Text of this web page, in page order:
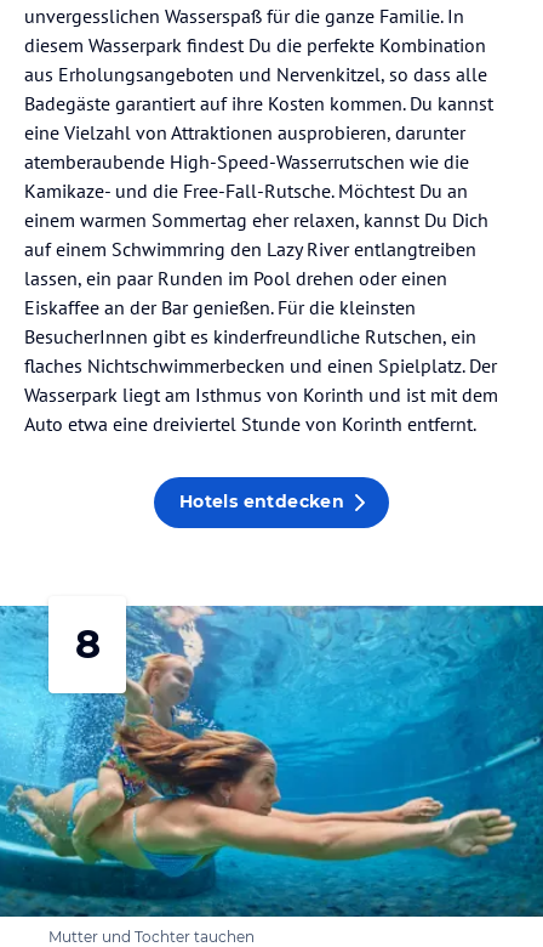
unvergesslichen Wasserspaß für die ganze Familie. In
diesem Wasserpark findest Du die perfekte Kombination
aus Erholungsangeboten und Nervenkitzel, so dass alle
Badegäste garantiert auf ihre Kosten kommen. Du kannst
eine Vielzahl von Attraktionen ausprobieren, darunter
atemberaubende High-Speed-Wasserrutschen wie die
Kamikaze- und die Free-Fall-Rutsche. Möchtest Du an
einem warmen Sommertag eher relaxen, kannst Du Dich
auf einem Schwimmring den Lazy River entlangtreiben
lassen, ein paar Runden im Pool drehen oder einen
Eiskaffee an der Bar genießen. Für die kleinsten
BesucherInnen gibt es kinderfreundliche Rutschen, ein
flaches Nichtschwimmerbecken und einen Spielplatz. Der
Wasserpark liegt am Isthmus von Korinth und ist mit dem
Auto etwa eine dreiviertel Stunde von Korinth entfernt.
Hotels entdecken
8
Mutter und Tochter tauchen